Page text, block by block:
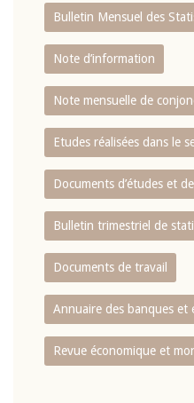
Bulletin Mensuel des
Note d’information
Note mensuelle de
Etudes réalisées dans le
Documents d’études et
Bulletin trimestriel de
Documents de travail
Annuaire des banques et
Revue économique et